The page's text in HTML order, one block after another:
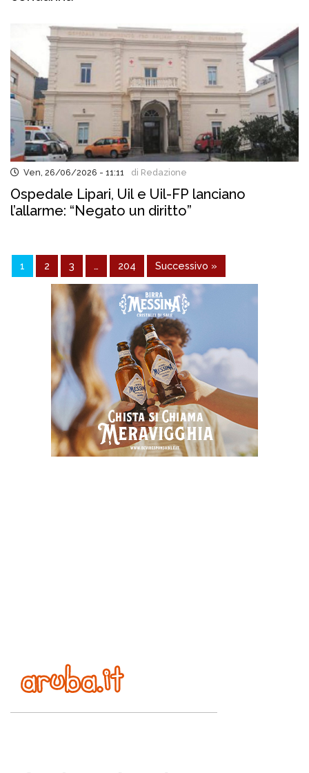
Ven, 26/06/2026 - 11:11 di Redazione
Ospedale Lipari, Uil e Uil-FP lanciano
l’allarme: “Negato un diritto”
1 2 3 … 204 Successivo »